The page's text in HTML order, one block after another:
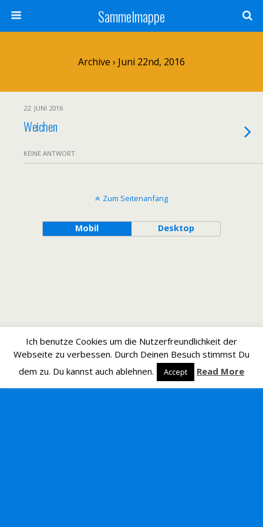
Sammelmappe
Archive › Juni 22nd, 2016
22. JUNI 2016
Weichen
KEINE ANTWORT
Zum Seitenanfang
Mobil Desktop
Ich benutze Cookies um die Nutzerfreundlichkeit der
Webseite zu verbessen. Durch Deinen Besuch stimmst Du
dem zu. Du kannst auch ablehnen.
Accept Read More